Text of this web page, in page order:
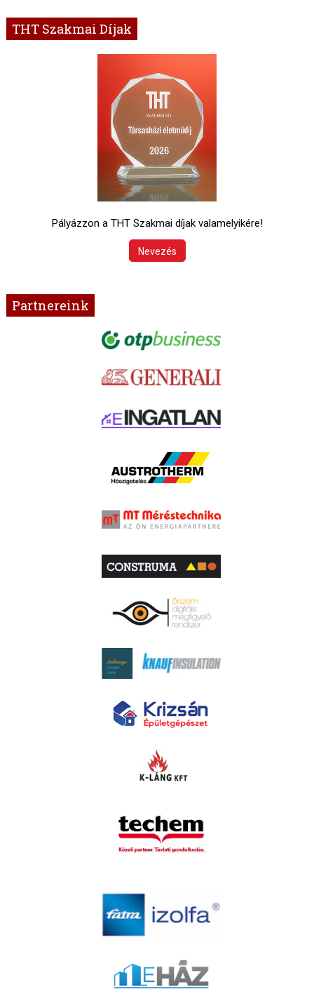
THT Szakmai Díjak
Pályázzon a THT Szakmai díjak valamelyikére!
Nevezés
Partnereink